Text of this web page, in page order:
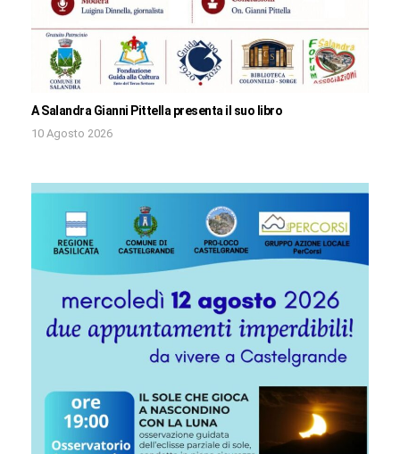
A Salandra Gianni Pittella presenta il suo libro
10 Agosto 2026